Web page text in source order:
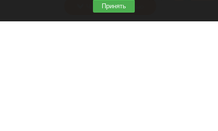
Читать полностью
Принять